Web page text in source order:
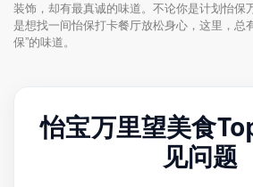
装饰，却有最真诚的味道。不论你是计划怡保
是想找一间怡保打卡餐厅放松身心，这里，总
保”的味道。
怡宝万里望美食
见问题